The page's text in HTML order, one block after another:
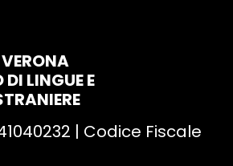
LINGUE E
| Codice Fiscale